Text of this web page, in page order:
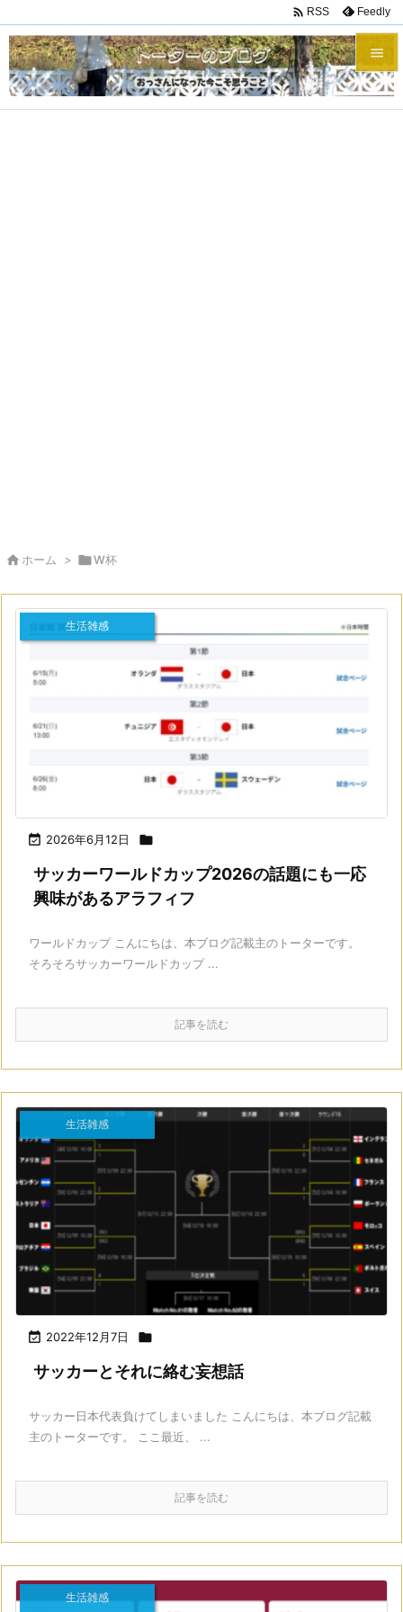


メニュ
 RSS Feedly
 ホーム > W杯
 2026年6月12日 
生活雑感
サッカーワールドカップ2026の話題にも一応
興味があるアラフィフ
ワールドカップ こんにちは、本ブログ記載主のトーターです。
そろそろサッカーワールドカップ ...
記事を読む
 2022年12月7日 
生活雑感
サッカーとそれに絡む妄想話
サッカー日本代表負けてしまいました こんにちは、本ブログ記載
主のトーターです。 ここ最近、 ...
記事を読む
生活雑感